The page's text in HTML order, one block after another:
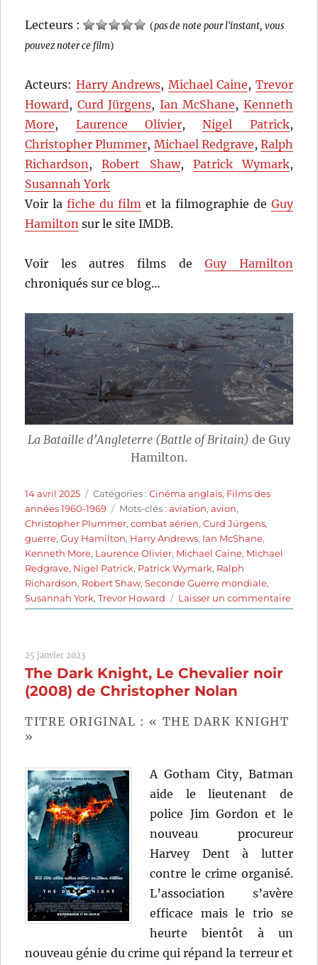
Lecteurs : (pas de note pour l'instant, vous
pouvez noter ce film)
Acteurs: Harry Andrews, Michael Caine, Trevor
Howard, Curd Jürgens, Ian McShane, Kenneth
More, Laurence Olivier,Nigel Patrick,
Christopher Plummer, Michael Redgrave, Ralph
Richardson,Robert Shaw, Patrick Wymark,
Susannah York
Voir lafiche du film et la filmographie de Guy
Hamilton sur le site IMDB.
Voir les autres films deGuy Hamilton
chroniqués sur ce blog…
La Bataille d’Angleterre (Battle of Britain) de Guy
Hamilton.
Publié
le
14 avril 2025 Catégories
Catégories :Cinéma anglais, Films des
années 1960-1969
Étiquettes
Mots-clés :aviation,avion,
Christopher Plummer,combat aérien,Curd Jürgens,
guerre,Guy Hamilton, Harry Andrews, Ian McShane,
Kenneth More, Laurence Olivier, Michael Caine, Michael
Redgrave, Nigel Patrick, Patrick Wymark, Ralph
Richardson, Robert Shaw,Seconde Guerre mondiale,
Susannah York,Trevor Howard Laisser un commentairesur
La
25 janvier 2023
The Dark Knight, Le Chevalier noir
(2008) de Christopher Nolan
TITRE ORIGINAL : « THE DARK KNIGHT
»
A Gotham City, Batman
aide le lieutenant de
police Jim Gordon et le
nouveau procureur
Harvey Dent à lutter
contre le crime organisé.
L’association s’avère
efficace mais le trio se
heurte bientôt à un
nouveau génie du crime qui répand la terreur et